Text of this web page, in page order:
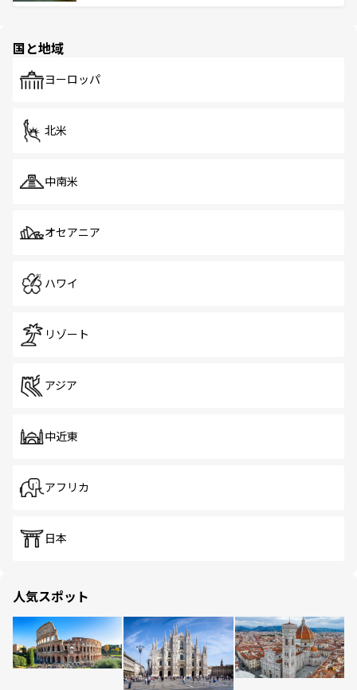
で、ホーカーズは地元の風情を楽しめる外せないスポット
国と地域
ヨーロッパ
北米
中南米
オセアニア
ハワイ
リゾート
アジア
中近東
アフリカ
日本
人気スポット